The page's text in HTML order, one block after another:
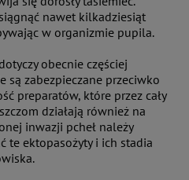
nawet kilkadziesiąt
w organizmie pupila.
obecnie częściej
są zabezpieczane przeciwko
preparatów, które przez cały
działają również na
inwazji pcheł należy
te ektopasożyty i ich stadia